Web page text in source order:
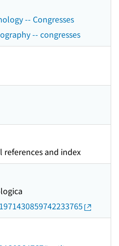
-- Congresses
-- congresses
and index